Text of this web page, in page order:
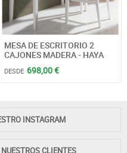
MESA DE ESCRITORIO 2
CAJONES MADERA - HAYA
DESDE 698,00 €
INSTAGRAM
CLIENTES